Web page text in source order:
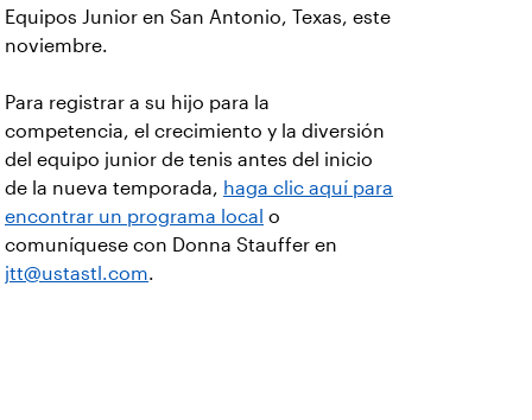
Equipos Junior en San Antonio, Texas, este
noviembre.
Para registrar a su hijo para la
competencia, el crecimiento y la diversión
del equipo junior de tenis antes del inicio
de la nueva temporada, haga clic aquí para
encontrar un programa local o
comuníquese con Donna Stauffer en
jtt@ustastl.com.